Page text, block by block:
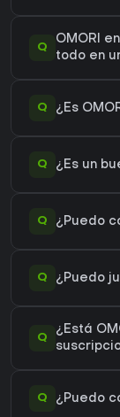
Q
OMORI
todo en
Q ¿Es
Q ¿Es un
Q ¿Puedo
Q ¿Puedo
Q
¿Está
Q ¿Puedo